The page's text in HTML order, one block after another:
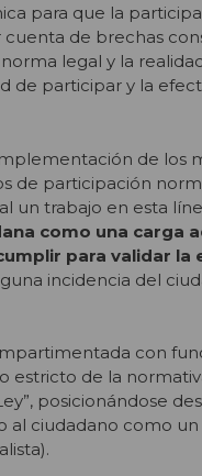
para que la
de brechas
legal y la
de participar y la
de los
de participación
un trabajo en esta
como una carga
para validar la
incidencia del
con
estricto de la
posicionándose
al ciudadano como